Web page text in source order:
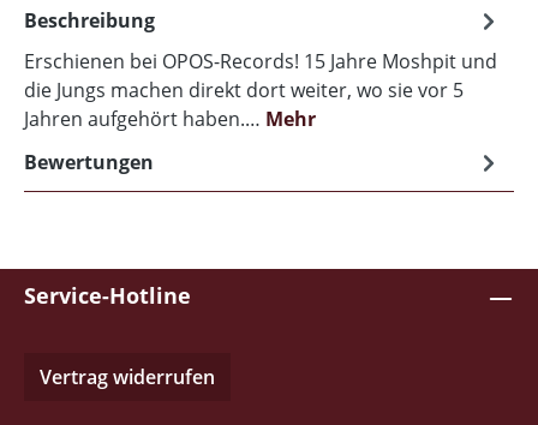
Beschreibung
Erschienen bei OPOS-Records! 15 Jahre Moshpit und
die Jungs machen direkt dort weiter, wo sie vor 5
Jahren aufgehört haben.… Mehr
Bewertungen
Service-Hotline
Vertrag widerrufen